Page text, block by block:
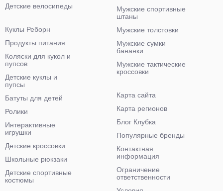
Детские велосипеды
Мужские спортивные
штаны
Мужские толстовки
Мужские сумки
бананки
Мужские тактические
кроссовки
Куклы Реборн
Продукты питания
Коляски для кукол и
пупсов
Детские куклы и
пупсы
Батуты для детей
Ролики
Интерактивные
игрушки
Детские кроссовки
Школьные рюкзаки
Детские спортивные
костюмы
Карта сайта
Карта регионов
Блог Клубка
Популярные бренды
Контактная
информация
Ограничение
ответственности